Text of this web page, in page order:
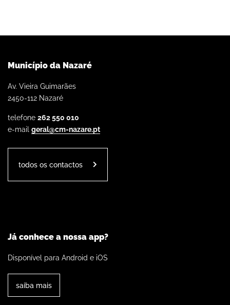
Município da Nazaré
Av. Vieira Guimarães
2450-112 Nazaré
telefone 262 550 010
e-mail geral@cm-nazare.pt
todos os contactos
Já conhece a nossa app?
Disponível para Android e iOS
saiba mais